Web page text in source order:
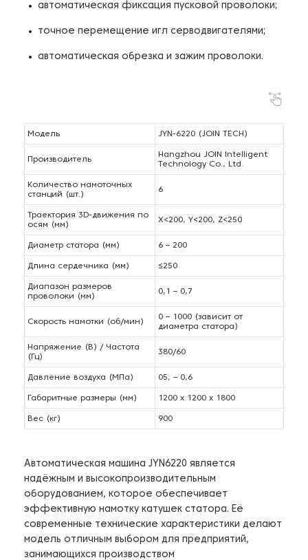
автоматическая фиксация пусковой проволоки;
точное перемещение игл серводвигателями;
автоматическая обрезка и зажим проволоки.
Модель JYN-6220 (JOIN TECH)
Производитель
Hangzhou JOIN Intelligent
Technology Co., Ltd.
Количество намоточных
станций (шт.)
6
Траектория 3D-движения по
осям (мм)
X<200, Y<200, Z<250
Диаметр статора (мм) 6 – 200
Длина сердечника (мм) ≤250
Диапазон размеров
проволоки (мм)
0,1 – 0,7
Скорость намотки (об/мин)
0 – 1000 (зависит от
диаметра статора)
Напряжение (В) / Частота
(Гц)
380/60
Давление воздуха (МПа) 05, – 0,6
Габаритные размеры (мм) 1200 х 1200 х 1800
Вес (кг) 900
Автоматическая машина JYN6220 является
надёжным и высокопроизводительным
оборудованием, которое обеспечивает
эффективную намотку катушек статора. Её
современные технические характеристики делают
модель отличным выбором для предприятий,
занимающихся производством